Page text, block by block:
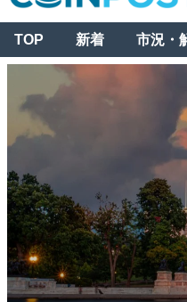
TOP 新着 市況・